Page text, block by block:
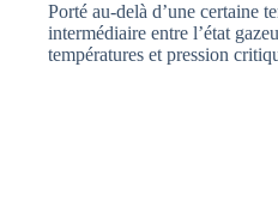
Porté au-delà d’une certaine
intermédiaire entre l’état
températures et pression